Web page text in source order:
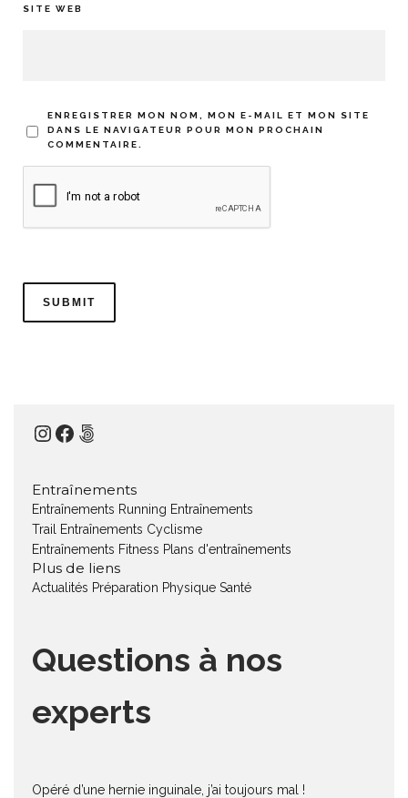
SITE WEB
ENREGISTRER MON NOM, MON E-MAIL ET MON SITE
DANS LE NAVIGATEUR POUR MON PROCHAIN
COMMENTAIRE.
Instagram
Facebook
500px
Entraînements
Entraînements Running Entraînements
Trail
Entraînements Cyclisme
Entraînements Fitness Plans d'entraînements
Plus de liens
Actualités Préparation Physique Santé
Questions à nos
experts
Opéré d’une hernie inguinale, j’ai toujours mal !